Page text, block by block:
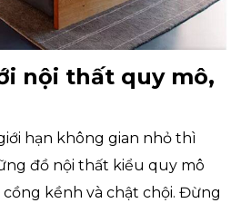
nội thất quy mô,
hạn không gian nhỏ thì
đồ nội thất kiểu quy mô
cồng kềnh và chật chội. Đừng